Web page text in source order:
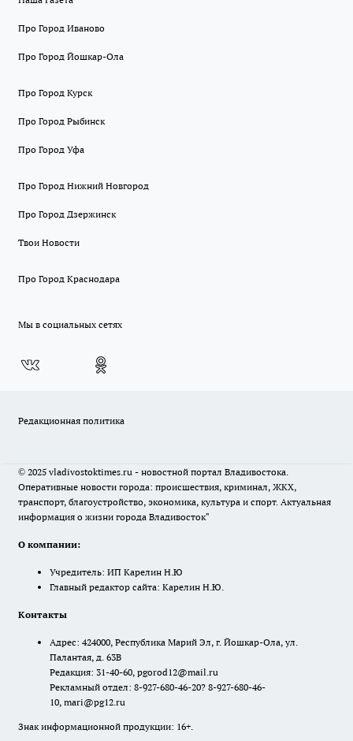
Про Город Иваново
Про Город Йошкар-Ола
Про Город Курск
Про Город Рыбинск
Про Город Уфа
Про Город Нижний Новгород
Про Город Дзержинск
Твои Новости
Про Город Краснодара
Мы в социальных сетях
Редакционная политика
© 2025 vladivostoktimes.ru - новостной портал Владивостока.
Оперативные новости города: происшествия, криминал, ЖКХ,
транспорт, благоустройство, экономика, культура и спорт. Актуальная
информация о жизни города Владивосток"
О компании:
Учредитель: ИП Карелин Н.Ю
Главный редактор сайта: Карелин Н.Ю.
Контакты
Адрес: 424000, Республика Марий Эл, г. Йошкар-Ола, ул.
Палантая, д. 63В
Редакция: 31-40-60, pgorod12@mail.ru
Рекламный отдел: 8-927-680-46-20? 8-927-680-46-
10, mari@pg12.ru
Знак информационной продукции: 16+.